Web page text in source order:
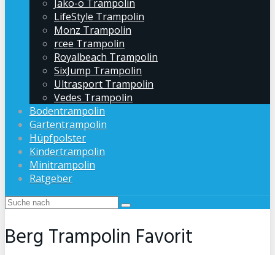
Jako-o Trampolin
LifeStyle Trampolin
Monz Trampolin
rcee Trampolin
Royalbeach Trampolin
SixJump Trampolin
Ultrasport Trampolin
Vedes Trampolin
Bodentrampolin
Gartentrampolin
Hüpfpolster
Kindertrampolin
Minitrampolin
Ratgeber
Berg Trampolin Favorit